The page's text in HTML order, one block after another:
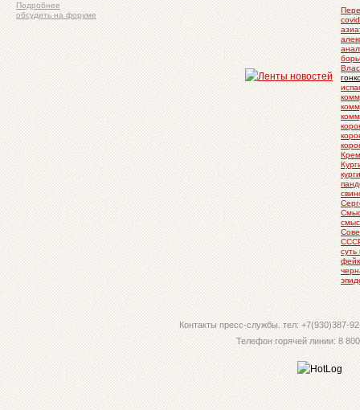
Подробнее
обсудить на форуме
Контакты пресс-службы. тел: +7(930)387-
Телефон горячей линии: 8